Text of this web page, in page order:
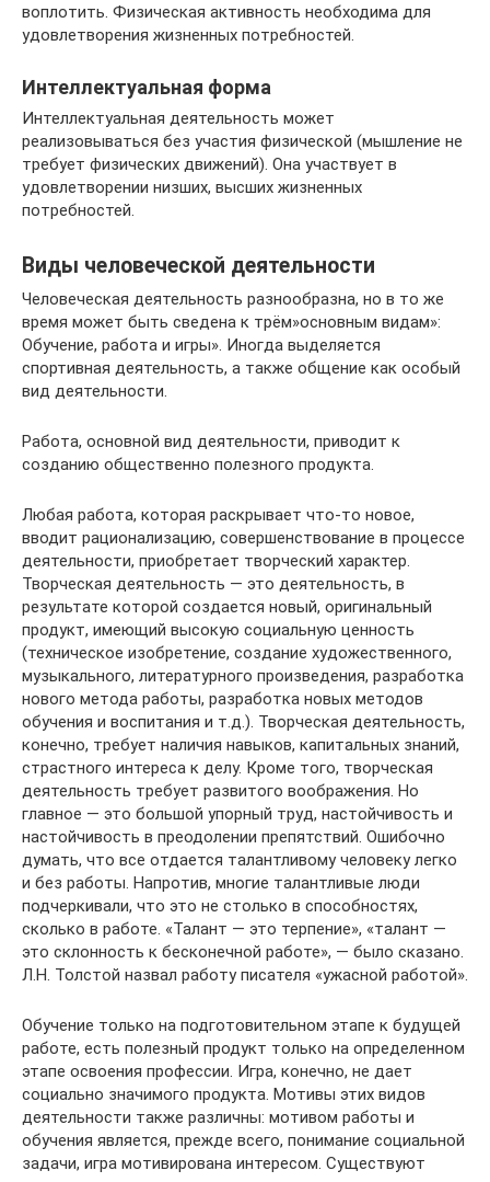
воплотить. Физическая активность необходима для
удовлетворения жизненных потребностей.
Интеллектуальная форма
Интеллектуальная деятельность может
реализовываться без участия физической (мышление не
требует физических движений). Она участвует в
удовлетворении низших, высших жизненных
потребностей.
Виды человеческой деятельности
Человеческая деятельность разнообразна, но в то же
время может быть сведена к трём»основным видам»:
Обучение, работа и игры». Иногда выделяется
спортивная деятельность, а также общение как особый
вид деятельности.
Работа, основной вид деятельности, приводит к
созданию общественно полезного продукта.
Любая работа, которая раскрывает что-то новое,
вводит рационализацию, совершенствование в процессе
деятельности, приобретает творческий характер.
Творческая деятельность — это деятельность, в
результате которой создается новый, оригинальный
продукт, имеющий высокую социальную ценность
(техническое изобретение, создание художественного,
музыкального, литературного произведения, разработка
нового метода работы, разработка новых методов
обучения и воспитания и т.д.). Творческая деятельность,
конечно, требует наличия навыков, капитальных знаний,
страстного интереса к делу. Кроме того, творческая
деятельность требует развитого воображения. Но
главное — это большой упорный труд, настойчивость и
настойчивость в преодолении препятствий. Ошибочно
думать, что все отдается талантливому человеку легко
и без работы. Напротив, многие талантливые люди
подчеркивали, что это не столько в способностях,
сколько в работе. «Талант — это терпение», «талант —
это склонность к бесконечной работе», — было сказано.
Л.Н. Толстой назвал работу писателя «ужасной работой».
Обучение только на подготовительном этапе к будущей
работе, есть полезный продукт только на определенном
этапе освоения профессии. Игра, конечно, не дает
социально значимого продукта. Мотивы этих видов
деятельности также различны: мотивом работы и
обучения является, прежде всего, понимание социальной
задачи, игра мотивирована интересом. Существуют